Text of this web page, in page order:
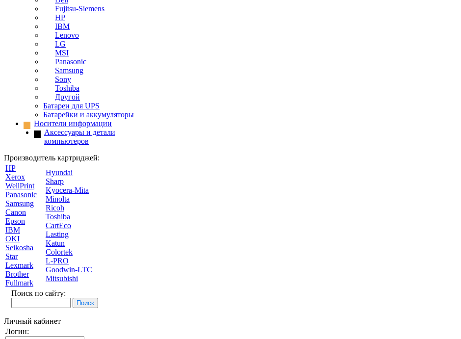
Fujitsu-Siemens
HP
IBM
Lenovo
LG
MSI
Panasonic
Samsung
Sony
Toshiba
Другой
Батареи для UPS
Батарейки и аккумуляторы
Носители информации
Аксессуары и детали
компьютеров
Производитель картриджей:
HP
Xerox
WellPrint
Panasonic
Samsung
Canon
Epson
IBM
OKI
Seikosha
Star
Lexmark
Brother
Fullmark
Hyundai
Sharp
Kyocera-Mita
Minolta
Ricoh
Toshiba
CartEco
Lasting
Katun
Colortek
L-PRO
Goodwin-LTC
Mitsubishi
Поиск по сайту:
Личный кабинет
Логин: